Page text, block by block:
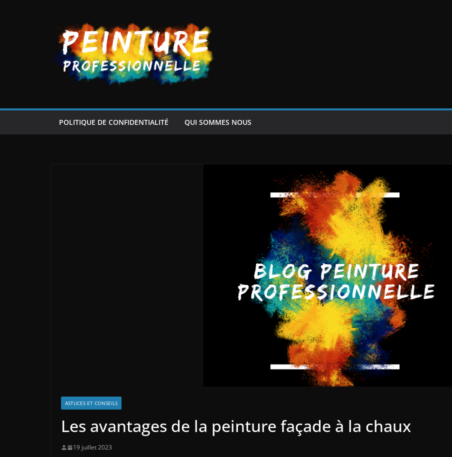
POLITIQUE DE CONFIDENTIALITÉ QUI SOMMES NOUS
ASTUCES ET CONSEILS
Les avantages de la peinture façade à la chaux
19 juillet 2023